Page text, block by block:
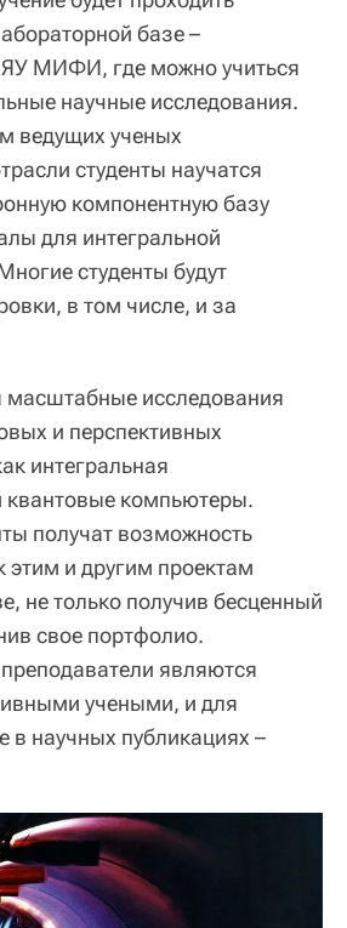
базе –
МИФИ, где можно учиться
научные исследования.
ведущих ученых
студенты научатся
компонентную базу
для интегральной
студенты будут
в том числе, и за
исследования
и перспективных
интегральная
квантовые компьютеры.
получат возможность
этим и другим проектам
не только получив бесценный
свое портфолио.
являются
учеными, и для
в научных публикациях –